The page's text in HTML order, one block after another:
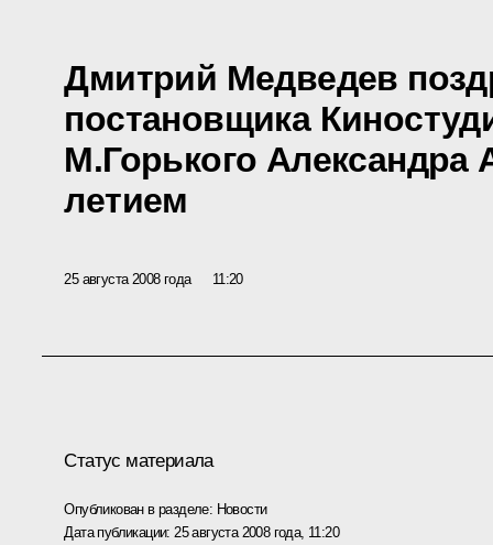
Дмитрий Медведев
постановщика
М.Горького Александра
летием
25 августа 2008 года 11:20
Статус материала
Опубликован в разделе: Новости
Дата публикации: 25 августа 2008 года, 11:20